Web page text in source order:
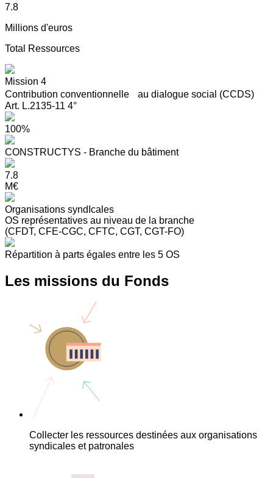
7.8
Millions d'euros
Total Ressources
Mission 4
Contribution conventionnelle au dialogue social (CCDS)
Art. L.2135-11 4°
100%
CONSTRUCTYS - Branche du bâtiment
7.8
M€
Organisations syndIcales
OS représentatives au niveau de la branche
(CFDT, CFE-CGC, CFTC, CGT, CGT-FO)
Répartition à parts égales entre les 5 OS
Les missions du Fonds
Collecter les ressources destinées aux organisations
syndicales et patronales